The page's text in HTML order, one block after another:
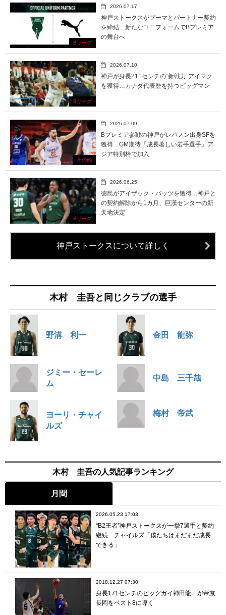
Bリーグ
2026.07.17
神戸ストークスがプーマとパートナー契約
を締結…新たなユニフォームでBプレミア
の舞台へ
Bリーグ
2026.07.10
神戸が身長211センチの“新戦力”アイマク
を獲得…カナダ代表歴を持つビッグマン
その他
2026.07.09
Bプレミア参戦の神戸がレバノン出身SFを
獲得…GM期待「成長著しい若手選手」ア
ジア特別枠で加入
Bリーグ
2026.06.25
徳島がアイザック・バッツを獲得…神戸と
の契約解除から1カ月、巨漢センターの新
天地決定
神戸ストークスについて詳しく
木村 圭吾と同じクラブの選手
野溝 利一 金田 龍弥
ジミー・セーレ
ム
中島 三千哉
ヨーリ・チャイ
ルズ
梅村 帝武
木村 圭吾の人気記事ランキング
月間
2026.05.23 17:03
“B2王者”神戸ストークスが一挙7選手と契約
継続…チャイルズ「僕たちはまだまだ成長
できる」
2018.12.27 07:30
身長171センチのビッグガイ神田龍一が帝京
長岡をベスト8に導く